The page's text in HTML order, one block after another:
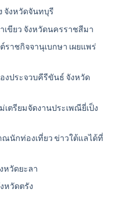
จังหวัดจันทบุรี
เขียว จังหวัดนครราชสีมา
ราชกิจจานุเบกษา เผยแพร่
งประจวบคีรีขันธ์ จังหวัด
เตรียมจัดงานประเพณียี่เป็ง
ณนักท่องเที่ยว ข่าวใต้แลได้ที่
หวัดยะลา
หวัดตรัง